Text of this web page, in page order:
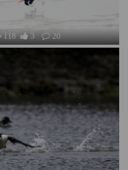
118 3 20